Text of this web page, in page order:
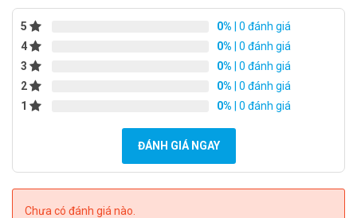
5 0% | 0 đánh giá
4
0% | 0 đánh giá
3
0% | 0 đánh giá
2
0% | 0 đánh giá
1
0% | 0 đánh giá
ĐÁNH GIÁ NGAY
Chưa có đánh giá nào.